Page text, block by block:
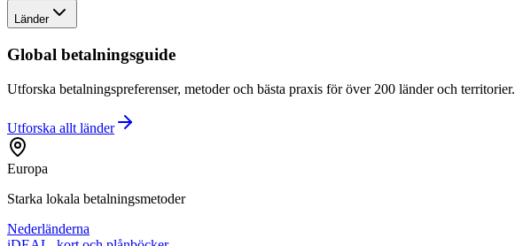
Länder
Global betalningsguide
Utforska betalningspreferenser, metoder och bästa praxis för över 200 länder och territorier.
Utforska allt länder
Europa
Starka lokala betalningsmetoder
Nederländerna